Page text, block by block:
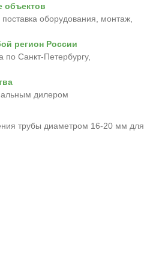
объектов
оборудования, монтаж,
регион России
по Санкт-Петербургу,
дилером
трубы диаметром 16-20 мм для